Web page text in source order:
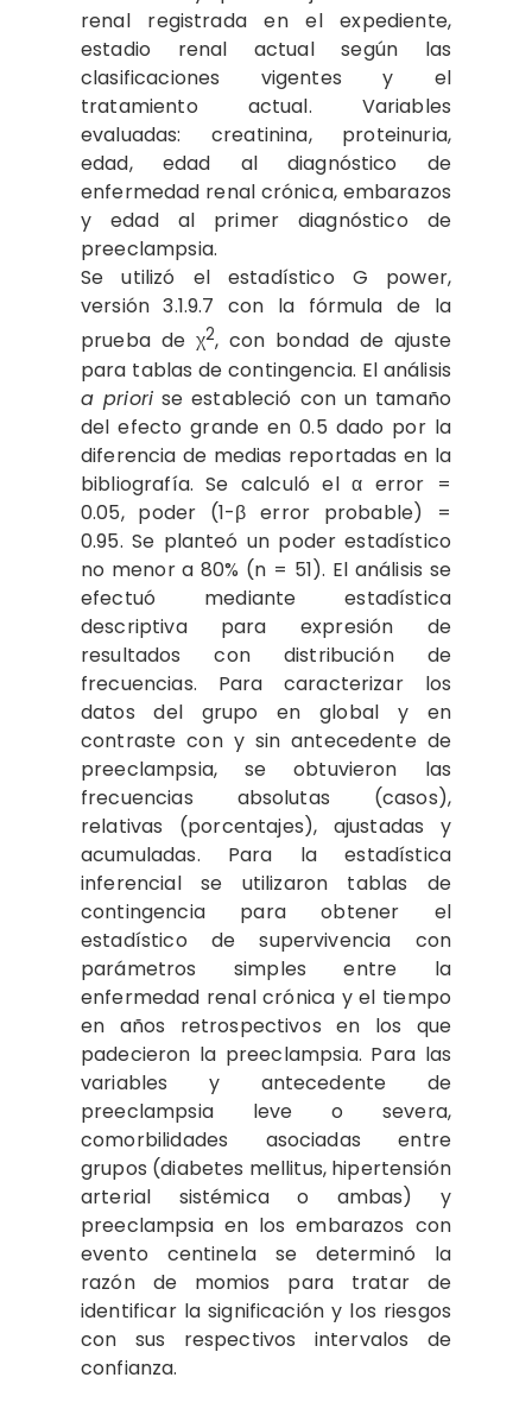
renal registrada en el expediente,
estadio renal actual según las
clasificaciones vigentes y el
tratamiento actual. Variables
evaluadas: creatinina, proteinuria,
edad, edad al diagnóstico de
enfermedad renal crónica, embarazos
y edad al primer diagnóstico de
preeclampsia.
Se utilizó el estadístico G power,
versión 3.1.9.7 con la fórmula de la
prueba de χ2, con bondad de ajuste
para tablas de contingencia. El análisis
a priorise estableció con un tamaño
del efecto grande en 0.5 dado por la
diferencia de medias reportadas en la
bibliografía. Se calculó el α error =
0.05, poder (1-β error probable) =
0.95. Se planteó un poder estadístico
no menor a 80% (n = 51). El análisis se
efectuó mediante estadística
descriptiva para expresión de
resultados con distribución de
frecuencias. Para caracterizar los
datos del grupo en global y en
contraste con y sin antecedente de
preeclampsia, se obtuvieron las
frecuencias absolutas (casos),
relativas (porcentajes), ajustadas y
acumuladas. Para la estadística
inferencial se utilizaron tablas de
contingencia para obtener el
estadístico de supervivencia con
parámetros simples entre la
enfermedad renal crónica y el tiempo
en años retrospectivos en los que
padecieron la preeclampsia. Para las
variables y antecedente de
preeclampsia leve o severa,
comorbilidades asociadas entre
grupos (diabetes mellitus, hipertensión
arterial sistémica o ambas) y
preeclampsia en los embarazos con
evento centinela se determinó la
razón de momios para tratar de
identificar la significación y los riesgos
con sus respectivos intervalos de
confianza.